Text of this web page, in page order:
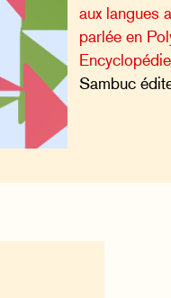
aux langues
parlée en
Encyclopédie
Sambuc